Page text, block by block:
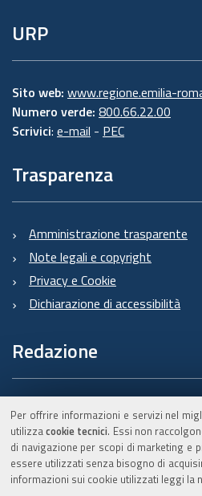
Per offrire informazioni e servizi nel
utilizzacookie tecnici. Essi non
di navigazione per scopi di marketing e
essere utilizzati senza bisogno di
informazioni sui cookie utilizzati leggi la
URP
Sito web: www.regione.emilia-
Numero verde: 800.66.22.00
Scrivici: e-mail - PEC
Trasparenza
Amministrazione trasparente
Note legali e copyright
Privacy e Cookie
Dichiarazione di accessibilità
Redazione
Informazioni sul Burert
e contatti